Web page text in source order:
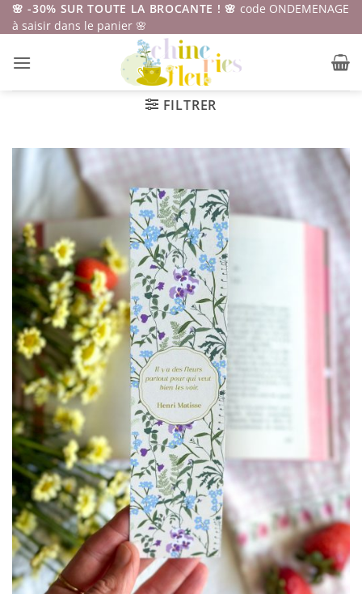
Passer
au
🌸 -30% SUR TOUTE LA BROCANTE ! 🌸 code ONDEMENAGE
à saisir dans le panier 🌸
FILTRER